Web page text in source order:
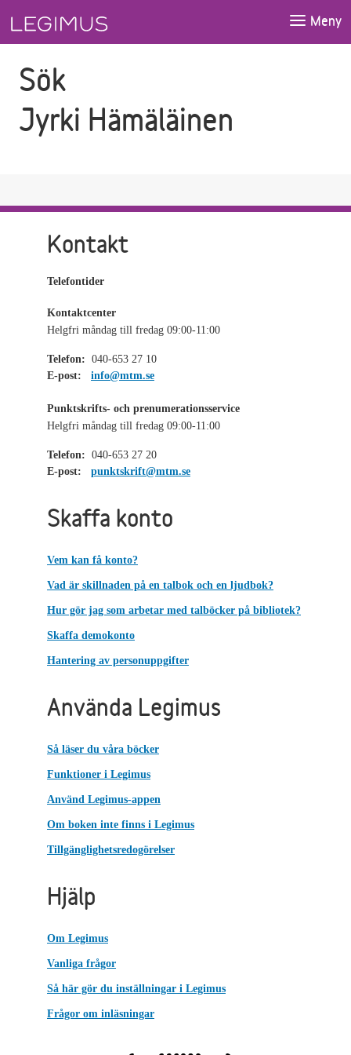
Meny
Sök
Jyrki Hämäläinen
Kontakt
Telefontider
Kontaktcenter
Helgfri måndag till fredag 09:00-11:00
Telefon: 040-653 27 10
E-post:
info@mtm.se
Punktskrifts- och prenumerationsservice
Helgfri måndag till fredag 09:00-11:00
Telefon: 040-653 27 20
E-post:
punktskrift@mtm.se
Skaffa konto
Vem kan få konto?
Vad är skillnaden på en talbok och en ljudbok?
Hur gör jag som arbetar med talböcker på bibliotek?
Skaffa demokonto
Hantering av personuppgifter
Använda Legimus
Så läser du våra böcker
Funktioner i Legimus
Använd Legimus-appen
Om boken inte finns i Legimus
Tillgänglighetsredogörelser
Hjälp
Om Legimus
Vanliga frågor
Så här gör du inställningar i Legimus
Frågor om inläsningar